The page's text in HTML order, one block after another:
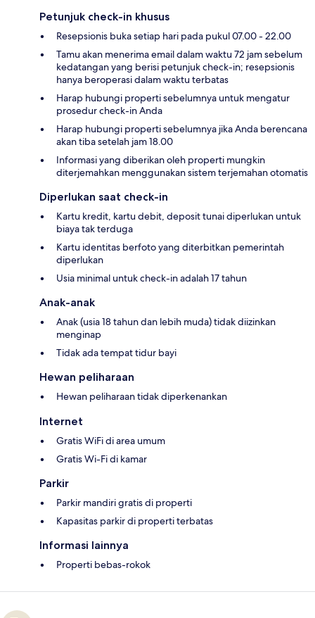
Petunjuk check-in khusus
Resepsionis buka setiap hari pada pukul 07.00 - 22.00
Tamu akan menerima email dalam waktu 72 jam sebelum
kedatangan yang berisi petunjuk check-in; resepsionis
hanya beroperasi dalam waktu terbatas
Harap hubungi properti sebelumnya untuk mengatur
prosedur check-in Anda
Harap hubungi properti sebelumnya jika Anda berencana
akan tiba setelah jam 18.00
Informasi yang diberikan oleh properti mungkin
diterjemahkan menggunakan sistem terjemahan otomatis
Diperlukan saat check-in
Kartu kredit, kartu debit, deposit tunai diperlukan untuk
biaya tak terduga
Kartu identitas berfoto yang diterbitkan pemerintah
diperlukan
Usia minimal untuk check-in adalah 17 tahun
Anak-anak
Anak (usia 18 tahun dan lebih muda) tidak diizinkan
menginap
Tidak ada tempat tidur bayi
Hewan peliharaan
Hewan peliharaan tidak diperkenankan
Internet
Gratis WiFi di area umum
Gratis Wi-Fi di kamar
Parkir
Parkir mandiri gratis di properti
Kapasitas parkir di properti terbatas
Informasi lainnya
Properti bebas-rokok